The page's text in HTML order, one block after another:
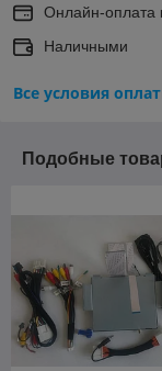
Онлайн-оплата
Наличными
Все условия
Подобные